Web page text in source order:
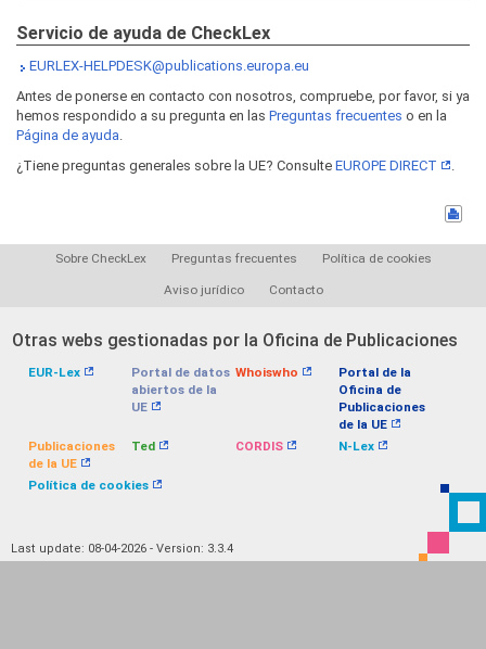
Servicio de ayuda de CheckLex
EURLEX-HELPDESK@publications.europa.eu
Antes de ponerse en contacto con nosotros, compruebe, por favor, si ya
hemos respondido a su pregunta en las Preguntas frecuentes o en la
Página de ayuda.
¿Tiene preguntas generales sobre la UE? Consulte EUROPE DIRECT .
Sobre CheckLex Preguntas frecuentes Política de cookies
Aviso jurídico Contacto
Otras webs gestionadas por la Oficina de Publicaciones
EUR-Lex
Portal de datos
abiertos de la
UE
Whoiswho
Portal de la
Oficina de
Publicaciones
de la UE
Publicaciones
de la UE
Ted CORDIS N-Lex
Política de cookies
Last update: 08-04-2026 - Version: 3.3.4